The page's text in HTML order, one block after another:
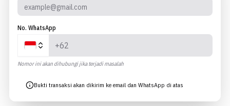
No. WhatsApp
Nomor ini akan dihubungi jika terjadi masalah
Bukti transaksi akan dikirim ke email dan WhatsApp di atas